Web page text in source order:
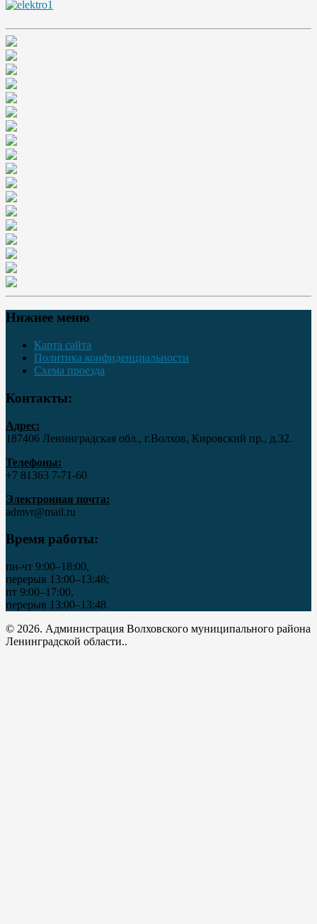
Нижнее меню
Карта сайта
Политика конфиденциальности
Схема проезда
Контакты:
Адрес:
187406 Ленинградская обл., г.Волхов, Кировский пр., д.32.
Телефоны:
+7 81363 7‑71-60
Электронная почта:
admvr@mail.ru
Время работы:
пн-чт 9:00–18:00,
перерыв 13:00–13:48;
пт 9:00–17:00,
перерыв 13:00–13:48
© 2026. Администрация Волховского муниципального района
Ленинградской области..